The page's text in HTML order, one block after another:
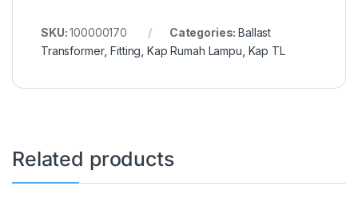
SKU:100000170 Categories: Ballast
Transformer, Fitting, Kap Rumah Lampu, Kap TL
Related products